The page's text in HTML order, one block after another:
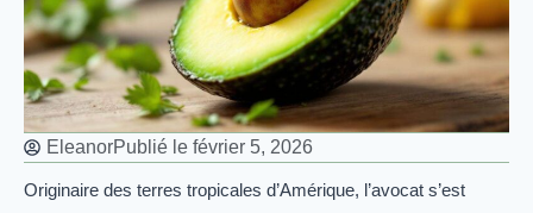
EleanorPublié le février 5, 2026
Originaire des terres tropicales d’Amérique, l’avocat s’est